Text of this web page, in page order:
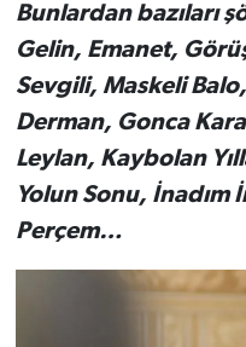
Bunlardan bazıları
Gelin, Emanet,
Sevgili, Maskeli
Derman, Gonca
Leylan, Kaybolan
Yolun Sonu, İnadım
Perçem…